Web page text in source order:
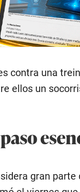
contra una
ellos un
gran